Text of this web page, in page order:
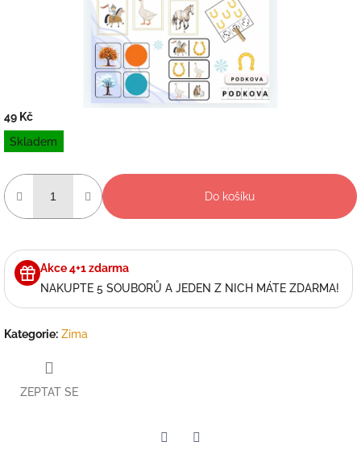
49 Kč
Měrná
cena:
Skladem
Do košíku
Akce 4+1 zdarma
NAKUPTE 5 SOUBORŮ A JEDEN Z NICH MÁTE ZDARMA!
Kategorie: Zima
ZEPTAT SE